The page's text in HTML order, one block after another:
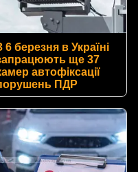
6 березня в Україні
ще 37
автофіксації
ПДР